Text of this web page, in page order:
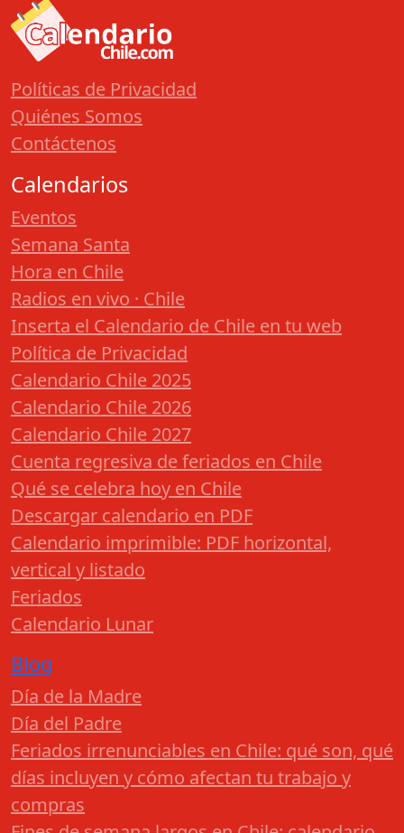
Políticas de Privacidad
Quiénes Somos
Contáctenos
Calendarios
Eventos
Semana Santa
Hora en Chile
Radios en vivo · Chile
Inserta el Calendario de Chile en tu web
Política de Privacidad
Calendario Chile 2025
Calendario Chile 2026
Calendario Chile 2027
Cuenta regresiva de feriados en Chile
Qué se celebra hoy en Chile
Descargar calendario en PDF
Calendario imprimible: PDF horizontal,
vertical y listado
Feriados
Calendario Lunar
Blog
Día de la Madre
Día del Padre
Feriados irrenunciables en Chile: qué son, qué
días incluyen y cómo afectan tu trabajo y
compras